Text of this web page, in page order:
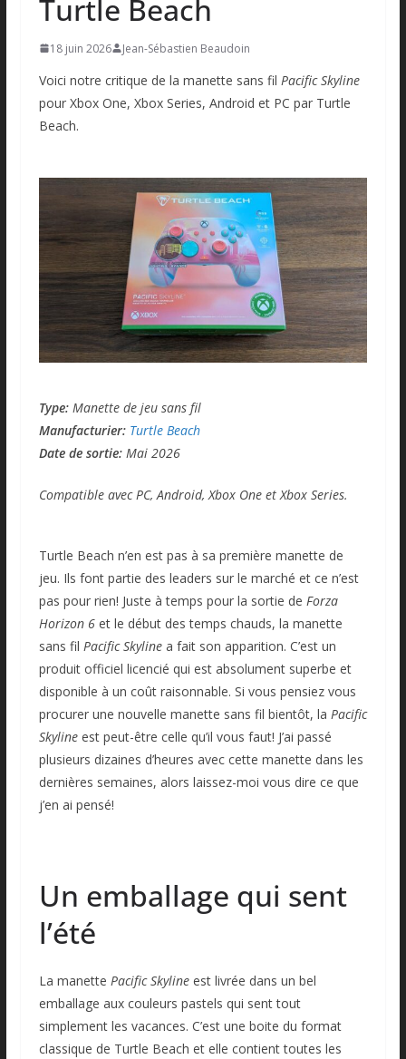
Turtle Beach
18 juin 2026 Jean-Sébastien Beaudoin
Voici notre critique de la manette sans fil Pacific Skyline
pour Xbox One, Xbox Series, Android et PC par Turtle
Beach.
Type: Manette de jeu sans fil
Manufacturier: Turtle Beach
Date de sortie:Mai 2026
Compatible avec PC, Android, Xbox One et Xbox Series.
Turtle Beach n’en est pas à sa première manette de
jeu. Ils font partie des leaders sur le marché et ce n’est
pas pour rien! Juste à temps pour la sortie de Forza
Horizon 6et le début des temps chauds, la manette
sans fil Pacific Skylinea fait son apparition. C’est un
produit officiel licencié qui est absolument superbe et
disponible à un coût raisonnable. Si vous pensiez vous
procurer une nouvelle manette sans fil bientôt, la Pacific
Skylineest peut-être celle qu’il vous faut! J’ai passé
plusieurs dizaines d’heures avec cette manette dans les
dernières semaines, alors laissez-moi vous dire ce que
j’en ai pensé!
Un emballage qui sent
l’été
La manette Pacific Skylineest livrée dans un bel
emballage aux couleurs pastels qui sent tout
simplement les vacances. C’est une boite du format
classique de Turtle Beach et elle contient toutes les